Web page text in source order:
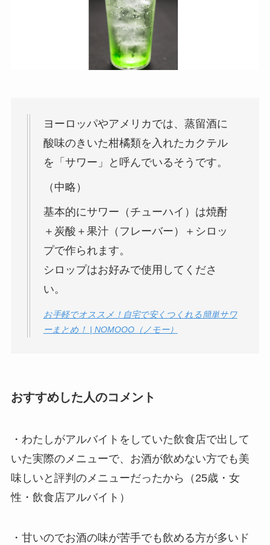
ヨーロッパやアメリカでは、蒸留酒に
酸味のきいた柑橘類を入れたカクテル
を「サワー」と呼んでいるそうです。
（中略）
基本的にサワー（チューハイ）は焼酎
＋炭酸＋果汁（フレーバー）＋シロッ
プで作られます。
シロップはお好みで使用してくださ
い。
お手軽でオススメ！自宅で安くつくれる簡単サワ
ーまとめ！ | NOMOOO（ノモー）
おすすめした人のコメント
・わたしがアルバイトをしていた飲食店で出して
いた実際のメニューで、お酒が飲めない方でも美
味しいと評判のメニューだったから（25歳・女
性・飲食店アルバイト）
・甘いのでお酒の味が苦手でも飲める方が多いド